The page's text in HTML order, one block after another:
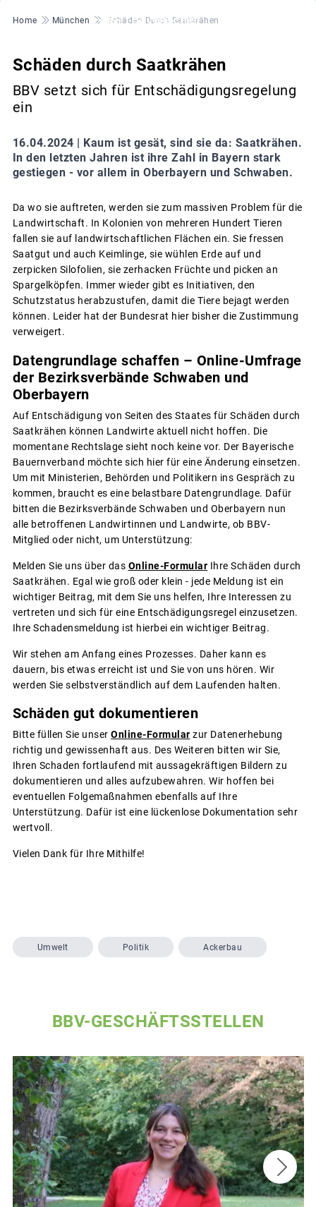
Pfadnavigation
Home München Schäden Durch Saatkrähen
Schäden durch Saatkrähen
BBV setzt sich für Entschädigungsregelung
ein
16.04.2024 | Kaum ist gesät, sind sie da: Saatkrähen.
In den letzten Jahren ist ihre Zahl in Bayern stark
gestiegen - vor allem in Oberbayern und Schwaben.
Da wo sie auftreten, werden sie zum massiven Problem für die
Landwirtschaft. In Kolonien von mehreren Hundert Tieren
fallen sie auf landwirtschaftlichen Flächen ein. Sie fressen
Saatgut und auch Keimlinge, sie wühlen Erde auf und
zerpicken Silofolien, sie zerhacken Früchte und picken an
Spargelköpfen. Immer wieder gibt es Initiativen, den
Schutzstatus herabzustufen, damit die Tiere bejagt werden
können. Leider hat der Bundesrat hier bisher die Zustimmung
verweigert.
Datengrundlage schaffen – Online-Umfrage
der Bezirksverbände Schwaben und
Oberbayern
Auf Entschädigung von Seiten des Staates für Schäden durch
Saatkrähen können Landwirte aktuell nicht hoffen. Die
momentane Rechtslage sieht noch keine vor. Der Bayerische
Bauernverband möchte sich hier für eine Änderung einsetzen.
Um mit Ministerien, Behörden und Politikern ins Gespräch zu
kommen, braucht es eine belastbare Datengrundlage. Dafür
bitten die Bezirksverbände Schwaben und Oberbayern nun
alle betroffenen Landwirtinnen und Landwirte, ob BBV-
Mitglied oder nicht, um Unterstützung:
Melden Sie uns über das Online-Formular Ihre Schäden durch
Saatkrähen. Egal wie groß oder klein - jede Meldung ist ein
wichtiger Beitrag, mit dem Sie uns helfen, Ihre Interessen zu
vertreten und sich für eine Entschädigungsregel einzusetzen.
Ihre Schadensmeldung ist hierbei ein wichtiger Beitrag.
Wir stehen am Anfang eines Prozesses. Daher kann es
dauern, bis etwas erreicht ist und Sie von uns hören. Wir
werden Sie selbstverständlich auf dem Laufenden halten.
Schäden gut dokumentieren
Bitte füllen Sie unser Online-Formular zur Datenerhebung
richtig und gewissenhaft aus. Des Weiteren bitten wir Sie,
Ihren Schaden fortlaufend mit aussagekräftigen Bildern zu
dokumentieren und alles aufzubewahren. Wir hoffen bei
eventuellen Folgemaßnahmen ebenfalls auf Ihre
Unterstützung. Dafür ist eine lückenlose Dokumentation sehr
wertvoll.
Vielen Dank für Ihre Mithilfe!
Umwelt Politik Ackerbau
BBV-GESCHÄFTSSTELLEN